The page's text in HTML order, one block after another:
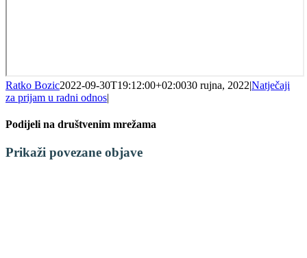
Ratko Bozic2022-09-30T19:12:00+02:0030 rujna, 2022|Natječaji
za prijam u radni odnos|
Podijeli na društvenim mrežama
Facebook
X
LinkedIn
WhatsApp
Tumblr
Pinterest
Email:
Prikaži povezane objave